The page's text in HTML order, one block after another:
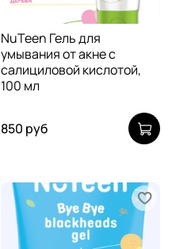
NuTeen Гель для
умывания от акне с
салициловой кислотой,
100 мл
850 руб